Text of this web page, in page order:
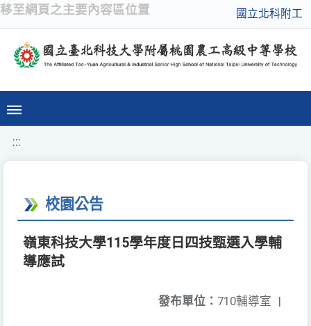
移至網頁之主要內容區位置 國立北科附工
:::
校園公告
嶺東科技大學115學年度日四技甄選入學輔
導應試
發布單位： 710輔導室 |